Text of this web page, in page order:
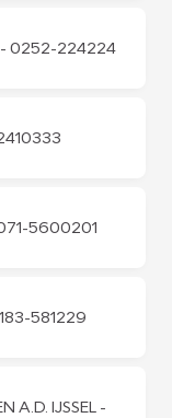
- 0252-224224
5600201
581229
A.D. IJSSEL -